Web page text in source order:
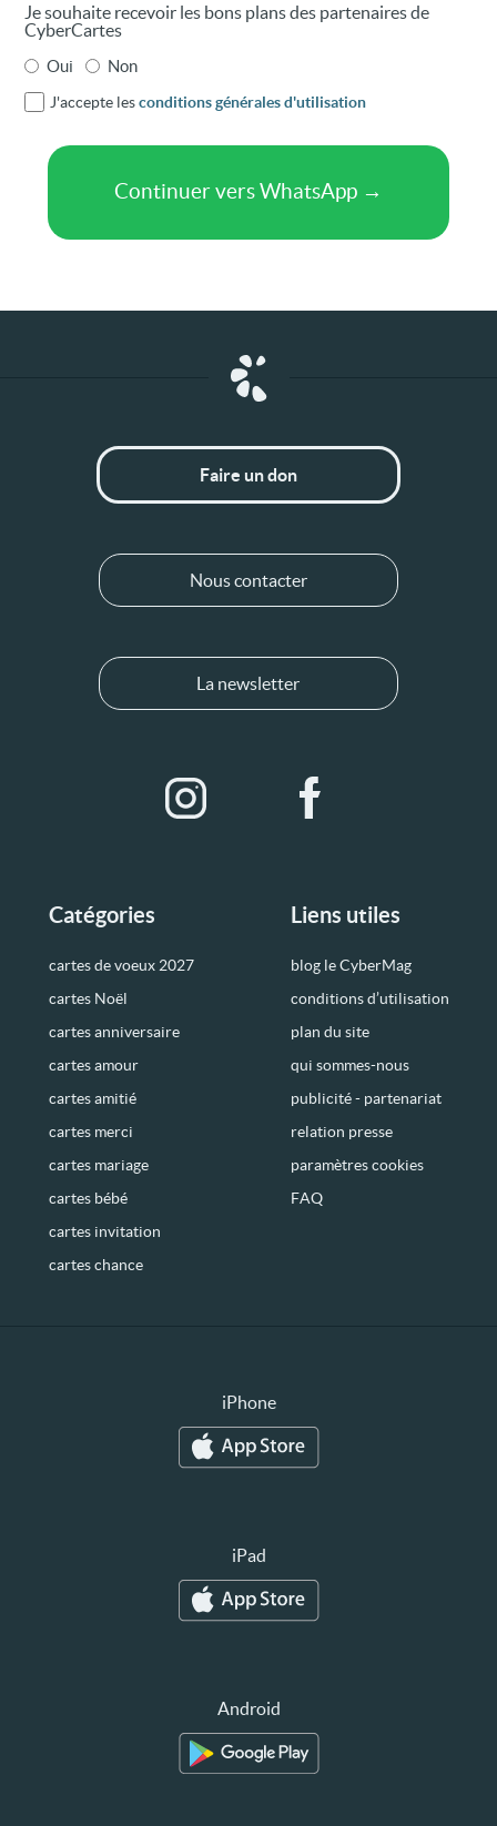
Je souhaite recevoir les bons plans des partenaires de
CyberCartes
Oui Non
J'accepte lesconditions générales d'utilisation
Catégories
cartes de voeux 2027
cartes Noël
cartes anniversaire
cartes amour
cartes amitié
cartes merci
cartes mariage
cartes bébé
cartes invitation
cartes chance
Liens utiles
blog le CyberMag
conditions d’utilisation
plan du site
qui sommes-nous
publicité - partenariat
relation presse
paramètres cookies
FAQ
Faire un don
Nous contacter
La newsletter
iPhone
iPad
Android